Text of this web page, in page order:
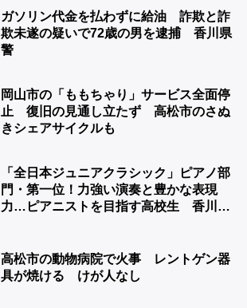
ガソリン代金を払わずに給油 詐欺と詐
欺未遂の疑いで72歳の男を逮捕 香川県
警
岡山市の「ももちゃり」サービス全面停
止 復旧の見通し立たず 高松市のさぬ
きシェアサイクルも
「全日本ジュニアクラシック」ピアノ部
門・第一位！力強い演奏と豊かな表現
力…ピアニストを目指す高校生 香川
高松市の動物病院で火事 レントゲン器
具が焼ける けが人なし